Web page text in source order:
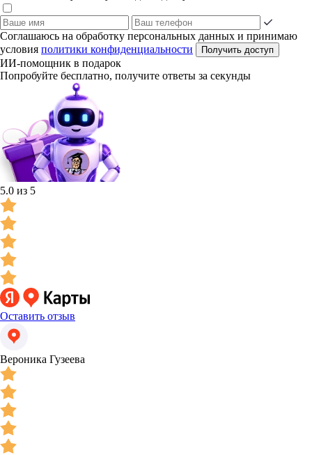
Соглашаюсь на обработку персональных данных и принимаю
условия политики конфиденциальности Получить доступ
ИИ-помощник в подарок
Попробуйте бесплатно, получите ответы за секунды
5.0 из 5
Оставить отзыв
Вероника Гузеева